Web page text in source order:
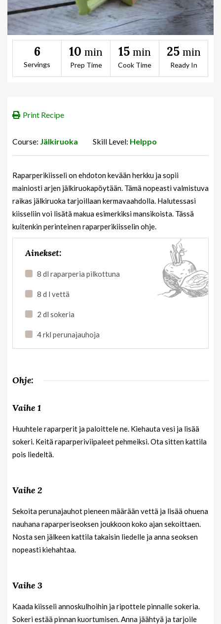
6
Servings
10 min
Prep Time
15 min
Cook Time
25 min
Ready In
Print Recipe
Course: Jälkiruoka Skill Level: Helppo
Raparperikiisseli on ehdoton kevään herkku ja sopii
mainiosti arjen jälkiruokapöytään. Tämä nopeasti valmistuva
raikas jälkiruoka tarjoillaan kermavaahdolla. Halutessasi
kiisseliin voi lisätä makua esimerkiksi mansikoista. Tässä
kuitenkin perinteinen raparperikiisselin ohje.
Ainekset:
8 dl raparperia pilkottuna
8 d l vettä
2 dl sokeria
4 rkl perunajauhoja
Ohje:
Vaihe 1
Huuhtele raparperit ja paloittele ne. Kiehauta vesi ja lisää
sokeri. Keitä raparperiviipaleet pehmeiksi. Ota sitten kattila
pois liedeltä.
Vaihe 2
Sekoita perunajauhot pieneen määrään vettä ja lisää ohuena
nauhana raparperiseoksen joukkoon koko ajan sekoittaen.
Nosta sen jälkeen kattila takaisin liedelle ja anna seoksen
nopeasti kiehahtaa.
Vaihe 3
Kaada kiisseli annoskulhoihin ja ripottele pinnalle sokeria.
Sokeri estää pinnan kuortumisen. Anna jäähtyä ja tarjoile